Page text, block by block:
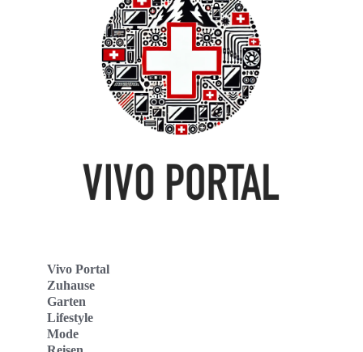
Vivo Portal
Zuhause
Garten
Lifestyle
Mode